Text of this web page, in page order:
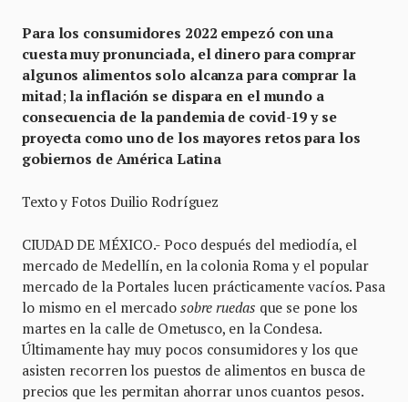
Para los consumidores 2022 empezó con una
cuesta muy pronunciada, el dinero para comprar
algunos alimentos solo alcanza para comprar la
mitad; la inflación se dispara en el mundo a
consecuencia de la pandemia de covid-19 y se
proyecta como uno de los mayores retos para los
gobiernos de América Latina
Texto y Fotos Duilio Rodríguez
CIUDAD DE MÉXICO.- Poco después del mediodía, el
mercado de Medellín, en la colonia Roma y el popular
mercado de la Portales lucen prácticamente vacíos. Pasa
lo mismo en el mercado sobre ruedas que se pone los
martes en la calle de Ometusco, en la Condesa.
Últimamente hay muy pocos consumidores y los que
asisten recorren los puestos de alimentos en busca de
precios que les permitan ahorrar unos cuantos pesos.